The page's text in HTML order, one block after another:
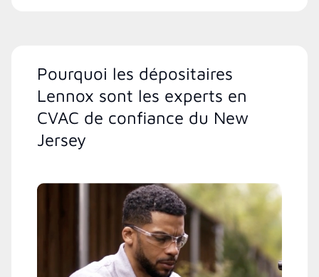
Pourquoi les dépositaires
Lennox sont les experts en
CVAC de confiance du New
Jersey